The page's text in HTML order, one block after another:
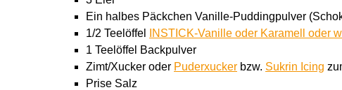
Ein halbes Päckchen Vanille-Puddingpulver
1/2 Teelöffel
INSTICK-Vanille oder Karamell oder
1 Teelöffel Backpulver
Zimt/Xucker oder Puderxucker bzw. Sukrin Icing
Prise Salz